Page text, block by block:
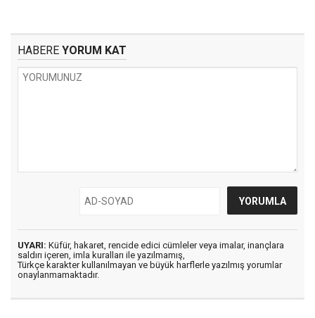
HABERE YORUM KAT
UYARI: Küfür, hakaret, rencide edici cümleler veya imalar, inançlara
saldırı içeren, imla kuralları ile yazılmamış,
Türkçe karakter kullanılmayan ve büyük harflerle yazılmış yorumlar
onaylanmamaktadır.